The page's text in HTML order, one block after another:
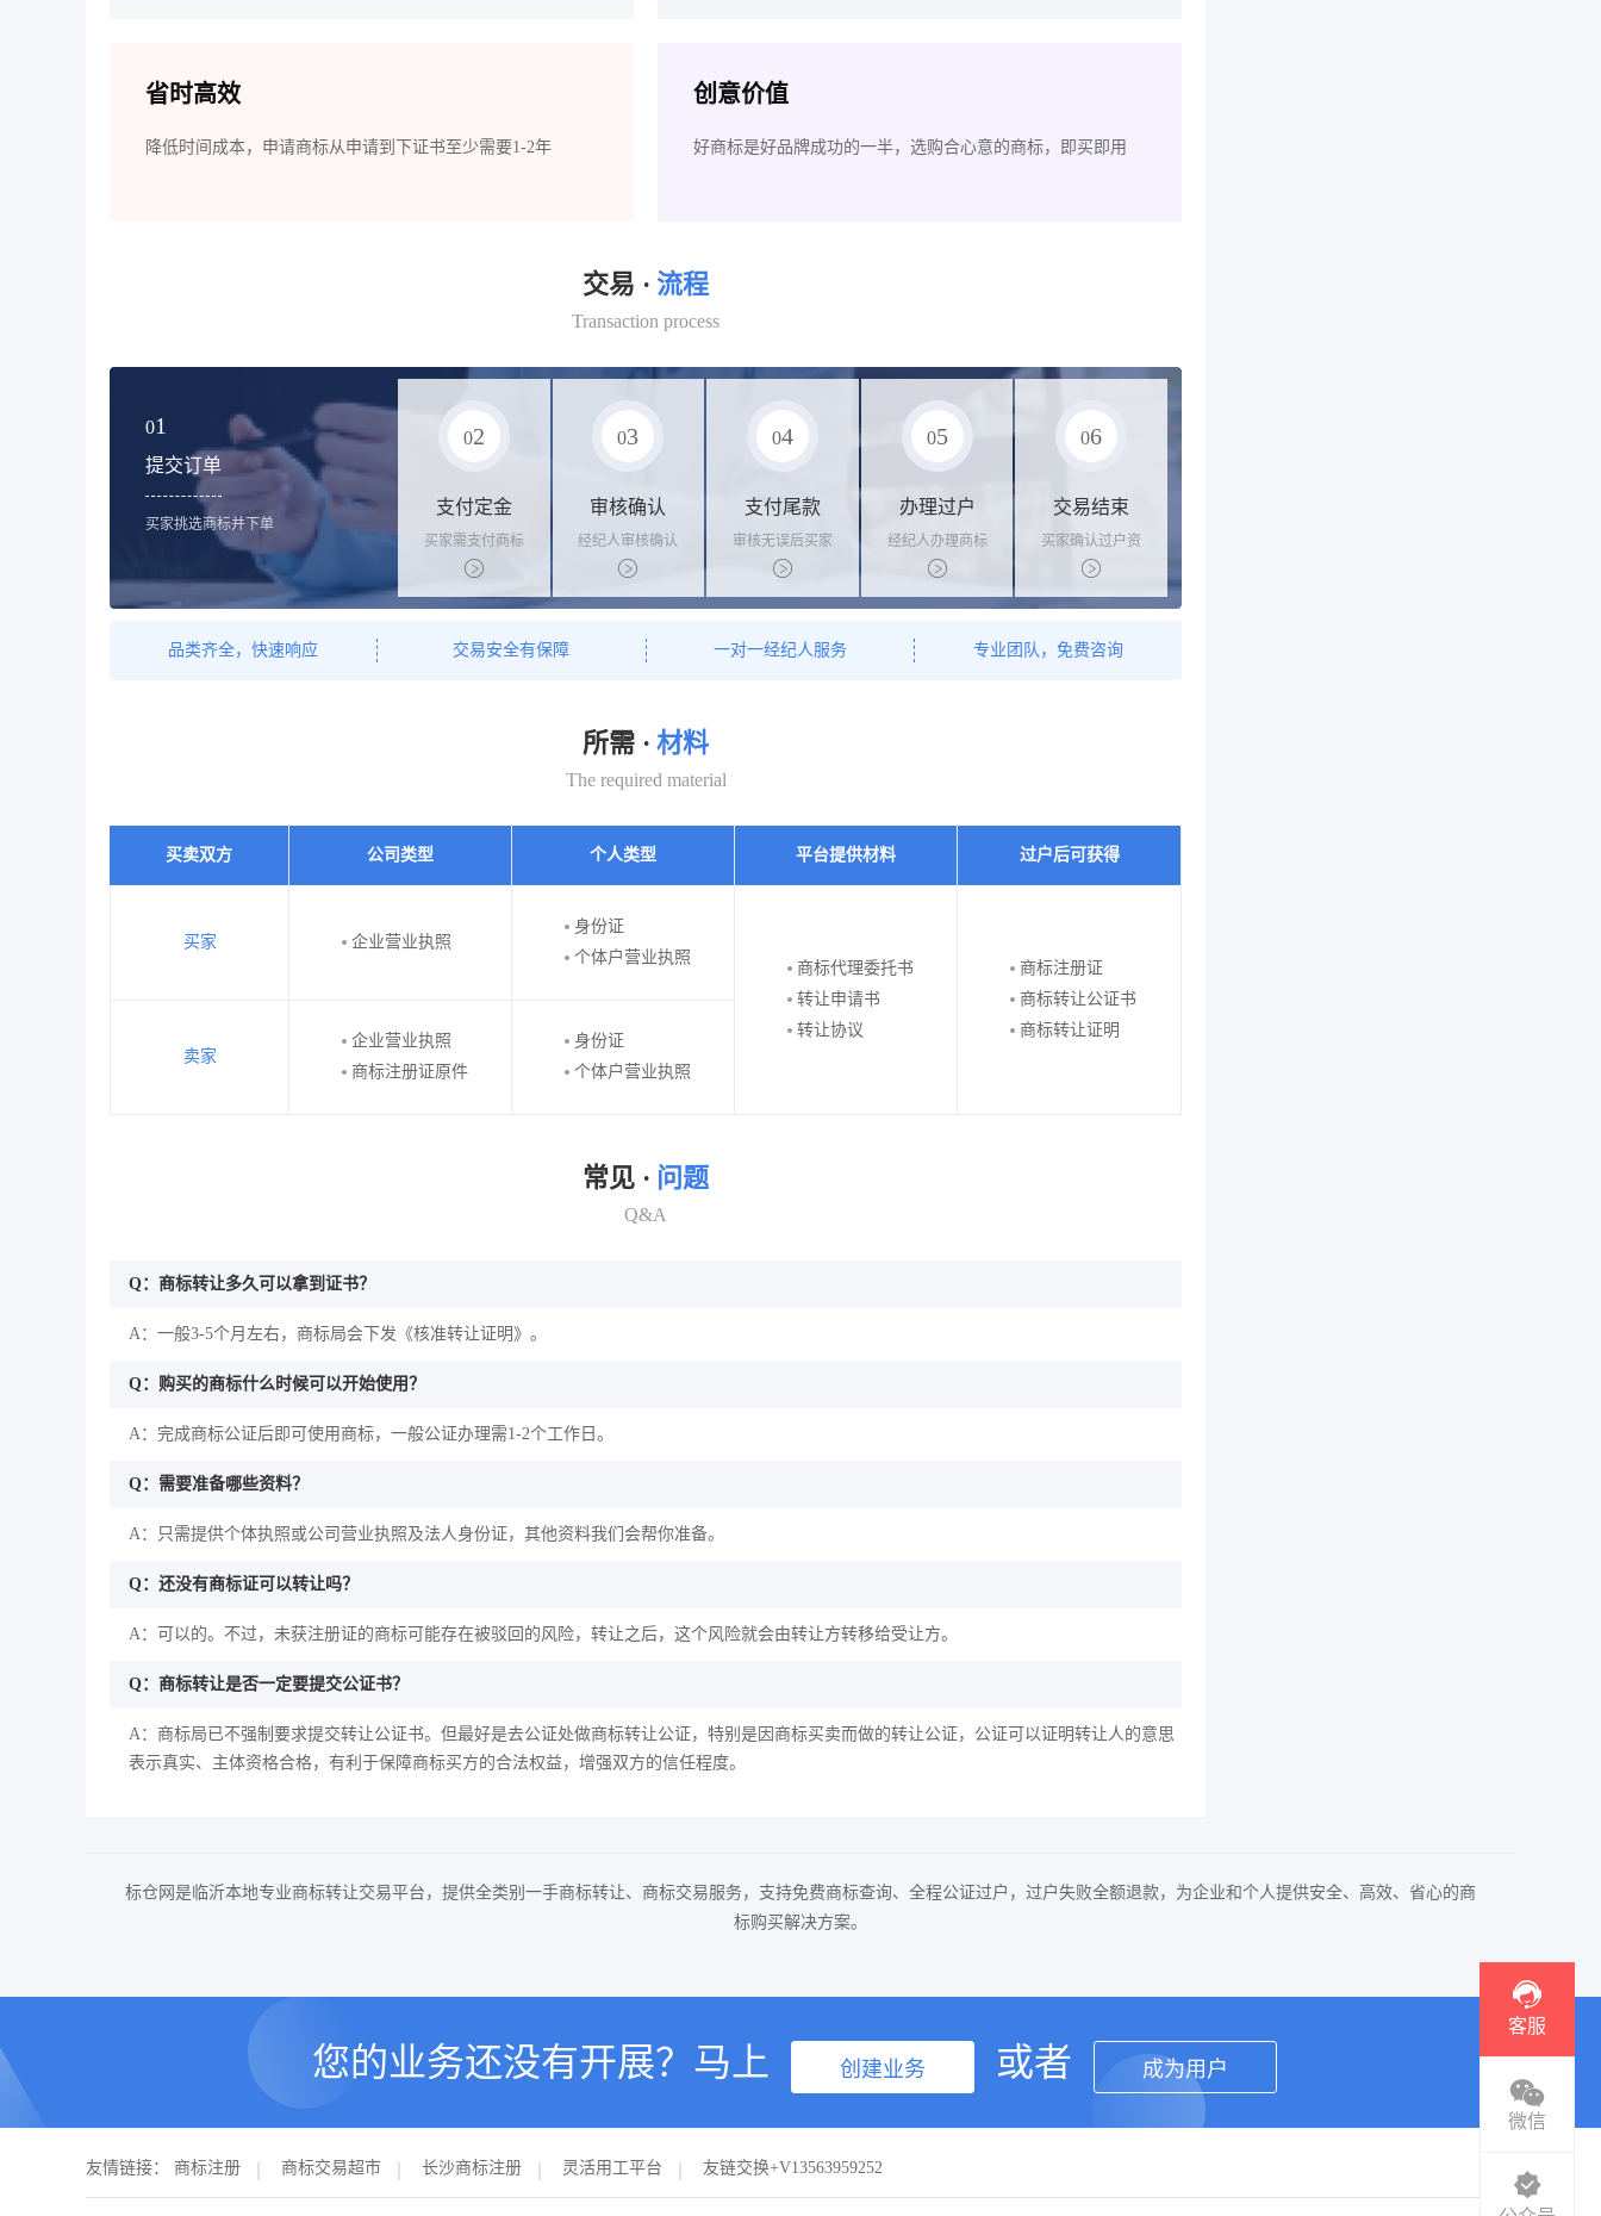
省时高效
降低时间成本，申请商标从申请到下证书至少需要1-2年
创意价值
好商标是好品牌成功的一半，选购合心意的商标，即买即用
交易 · 流程
Transaction process
01
提交订单
买家挑选商标并下单
02
支付定金
买家需支付商标
标价的10%的购
买订金
03
审核确认
经纪人审核确认
商标状态
04
支付尾款
审核无误后买家
支付尾款，卖家
办理相关手续
05
办理过户
经纪人办理商标
转让手续，交付
相关证书
06
交易结束
买家确认过户资
料后，平台解冻
资金支付卖家
品类齐全，快速响应 交易安全有保障 一对一经纪人服务 专业团队，免费咨询
所需 · 材料
The required material
买卖双方 公司类型 个人类型 平台提供材料 过户后可获得
买家 企业营业执照
身份证
个体户营业执照
商标代理委托书
转让申请书
转让协议
商标注册证
商标转让公证书
商标转让证明
卖家
企业营业执照
商标注册证原件
身份证
个体户营业执照
常见 · 问题
Q&A
Q：商标转让多久可以拿到证书？
A：一般3-5个月左右，商标局会下发《核准转让证明》。
Q：购买的商标什么时候可以开始使用？
A：完成商标公证后即可使用商标，一般公证办理需1-2个工作日。
Q：需要准备哪些资料？
A：只需提供个体执照或公司营业执照及法人身份证，其他资料我们会帮你准备。
Q：还没有商标证可以转让吗？
A：可以的。不过，未获注册证的商标可能存在被驳回的风险，转让之后，这个风险就会由转让方转移给受让方。
Q：商标转让是否一定要提交公证书？
A：商标局已不强制要求提交转让公证书。但最好是去公证处做商标转让公证，特别是因商标买卖而做的转让公证，公证可以证明转让人的意思
表示真实、主体资格合格，有利于保障商标买方的合法权益，增强双方的信任程度。
标仓网是临沂本地专业商标转让交易平台，提供全类别一手商标转让、商标交易服务，支持免费商标查询、全程公证过户，过户失败全额退款，为企业和个人提供安全、高效、省心的商
标购买解决方案。
您的业务还没有开展？马上 创建业务 或者 成为用户
友情链接： 商标注册 商标交易超市 长沙商标注册 灵活用工平台 友链交换+V13563959252
客服
微信